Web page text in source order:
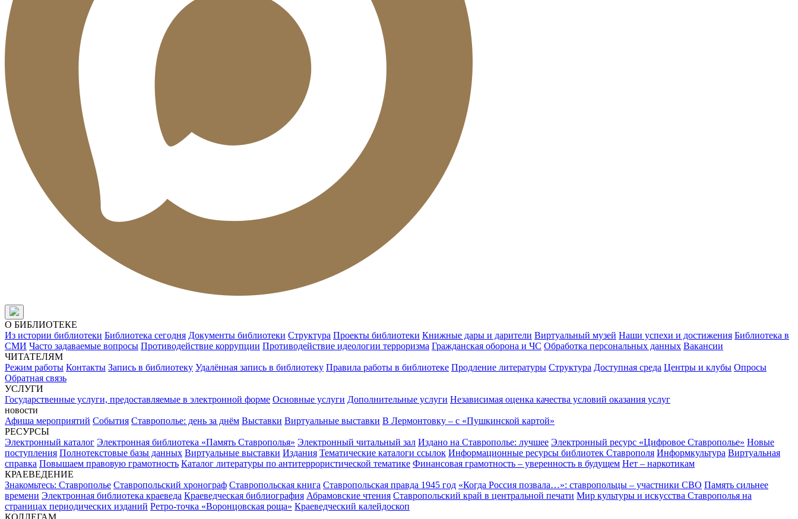
О БИБЛИОТЕКЕ
Из истории библиотеки Библиотека сегодня Документы библиотеки Структура Проекты библиотеки Книжные дары и дарители Виртуальный музей Наши успехи и достижения Библиотека в
СМИ Часто задаваемые вопросы Противодействие коррупции Противодействие идеологии терроризма Гражданская оборона и ЧС Обработка персональных данных Вакансии
ЧИТАТЕЛЯМ
Режим работы Контакты Запись в библиотеку Удалённая запись в библиотеку Правила работы в библиотеке Продление литературы Структура Доступная среда Центры и клубы Опросы
Обратная связь
УСЛУГИ
Государственные услуги, предоставляемые в электронной форме Основные услуги Дополнительные услуги Независимая оценка качества условий оказания услуг
новости
Афиша мероприятий События Ставрополье: день за днём Выставки Виртуальные выставки В Лермонтовку – с «Пушкинской картой»
РЕСУРСЫ
Электронный каталог Электронная библиотека «Память Ставрополья» Электронный читальный зал Издано на Ставрополье: лучшее Электронный ресурс «Цифровое Ставрополье» Новые
поступления Полнотекстовые базы данных Виртуальные выставки Издания Тематические каталоги ссылок Информационные ресурсы библиотек Ставрополя Информкультура Виртуальная
справка Повышаем правовую грамотность Каталог литературы по антитеррористической тематике Финансовая грамотность – уверенность в будущем Нет – наркотикам
КРАЕВЕДЕНИЕ
Знакомьтесь: Ставрополье Ставропольский хронограф Ставропольская книга Ставропольская правда 1945 год «Когда Россия позвала…»: ставропольцы – участники СВО Память сильнее
времени Электронная библиотека краеведа Краеведческая библиография Абрамовские чтения Ставропольский край в центральной печати Мир культуры и искусства Ставрополья на
страницах периодических изданий Ретро-точка «Воронцовская роща» Краеведческий калейдоскоп
КОЛЛЕГАМ